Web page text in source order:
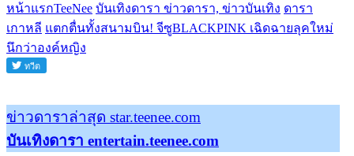
หน้าแรกTeeNee บันเทิงดารา ข่าวดารา, ข่าวบันเทิง ดารา
เกาหลี แตกตื่นทั้งสนามบิน! จีซูBLACKPINK เฉิดฉายลุคใหม่
นึกว่าองค์หญิง
ข่าวดาราล่าสุด star.teenee.com
บันเทิงดารา entertain.teenee.com